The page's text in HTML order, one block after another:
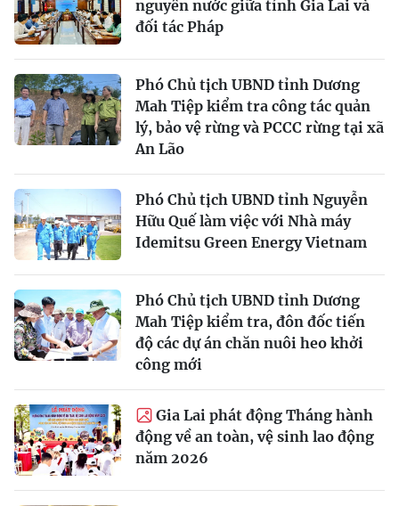
nguyên nước giữa tỉnh Gia Lai và
đối tác Pháp
Phó Chủ tịch UBND tỉnh Dương
Mah Tiệp kiểm tra công tác quản
lý, bảo vệ rừng và PCCC rừng tại xã
An Lão
Phó Chủ tịch UBND tỉnh Nguyễn
Hữu Quế làm việc với Nhà máy
Idemitsu Green Energy Vietnam
Phó Chủ tịch UBND tỉnh Dương
Mah Tiệp kiểm tra, đôn đốc tiến
độ các dự án chăn nuôi heo khởi
công mới
Gia Lai phát động Tháng hành
động về an toàn, vệ sinh lao động
năm 2026